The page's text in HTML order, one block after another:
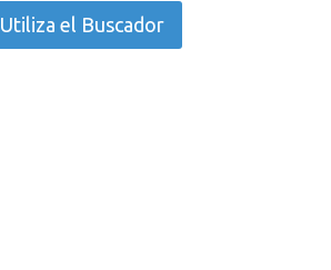
Utiliza el Buscador